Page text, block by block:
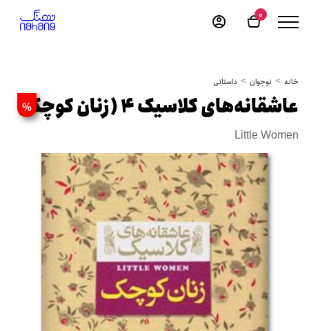
0
خانه نوجوان داستانی
% عاشقانه‌های کلاسیک 4 (زنان کوچک)
Little Women